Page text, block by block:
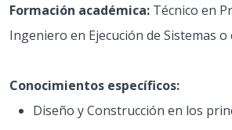
Formación académica: Técnico en
Ingeniero en Ejecución de Sistemas
Conocimientos específicos:
Diseño y Construcción en los